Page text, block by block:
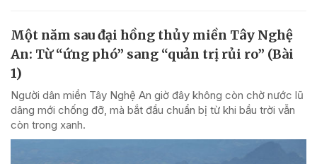
Một năm sau đại hồng thủy miền Tây Nghệ
An: Từ “ứng phó” sang “quản trị rủi ro” (Bài
1)
Người dân miền Tây Nghệ An giờ đây không còn chờ nước lũ
dâng mới chống đỡ, mà bắt đầu chuẩn bị từ khi bầu trời vẫn
còn trong xanh.